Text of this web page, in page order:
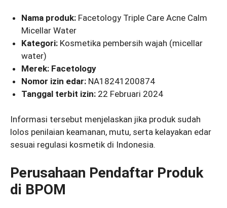
Nama produk: Facetology Triple Care Acne Calm
Micellar Water
Kategori: Kosmetika pembersih wajah (micellar
water)
Merek: Facetology
Nomor izin edar: NA18241200874
Tanggal terbit izin: 22 Februari 2024
Informasi tersebut menjelaskan jika produk sudah
lolos penilaian keamanan, mutu, serta kelayakan edar
sesuai regulasi kosmetik di Indonesia.
Perusahaan Pendaftar Produk
di BPOM